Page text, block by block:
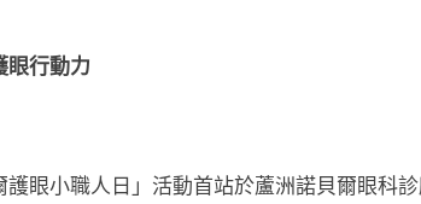
眼行動力
護眼小職人日」活動首站於蘆洲諾貝爾眼科